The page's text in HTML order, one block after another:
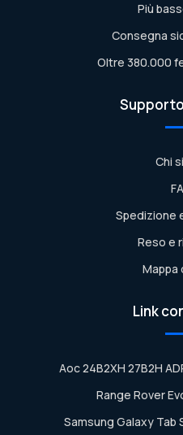
Più
Consegna
Oltre 380.000
Chi
Spedizione
Reso e
Mappa
Link
Aoc 24B2XH 27B2H
Range Rover
Samsung Galaxy Tab